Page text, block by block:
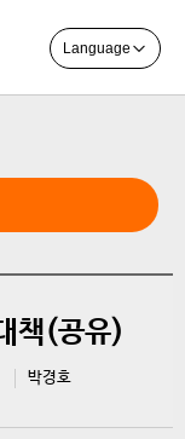
Language
책(공유)
박경호